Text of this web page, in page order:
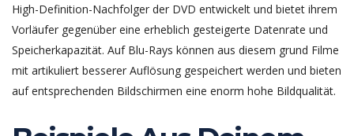
High-Definition-Nachfolger der DVD entwickelt und bietet ihrem
Vorläufer gegenüber eine erheblich gesteigerte Datenrate und
Speicherkapazität. Auf Blu-Rays können aus diesem grund Filme
mit artikuliert besserer Auflösung gespeichert werden und bieten
auf entsprechenden Bildschirmen eine enorm hohe Bildqualität.